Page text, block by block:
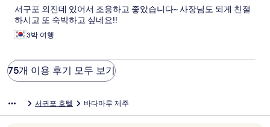
서구포 외진데 있어서 조용하고 좋았습니다~ 사장님도 되게 친절
하시고 또 숙박하고 싶네요!!
3박 여행
75개 이용 후기 모두 보기
서귀포 호텔 바다마루 제주